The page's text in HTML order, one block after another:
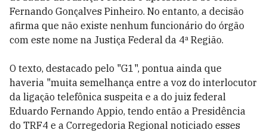
Fernando Gonçalves Pinheiro. No entanto, a decisão
afirma que não existe nenhum funcionário do órgão
com este nome na Justiça Federal da 4ª Região.
O texto, destacado pelo "G1", pontua ainda que
haveria "muita semelhança entre a voz do interlocutor
da ligação telefônica suspeita e a do juiz federal
Eduardo Fernando Appio, tendo então a Presidência
do TRF4 e a Corregedoria Regional noticiado esses